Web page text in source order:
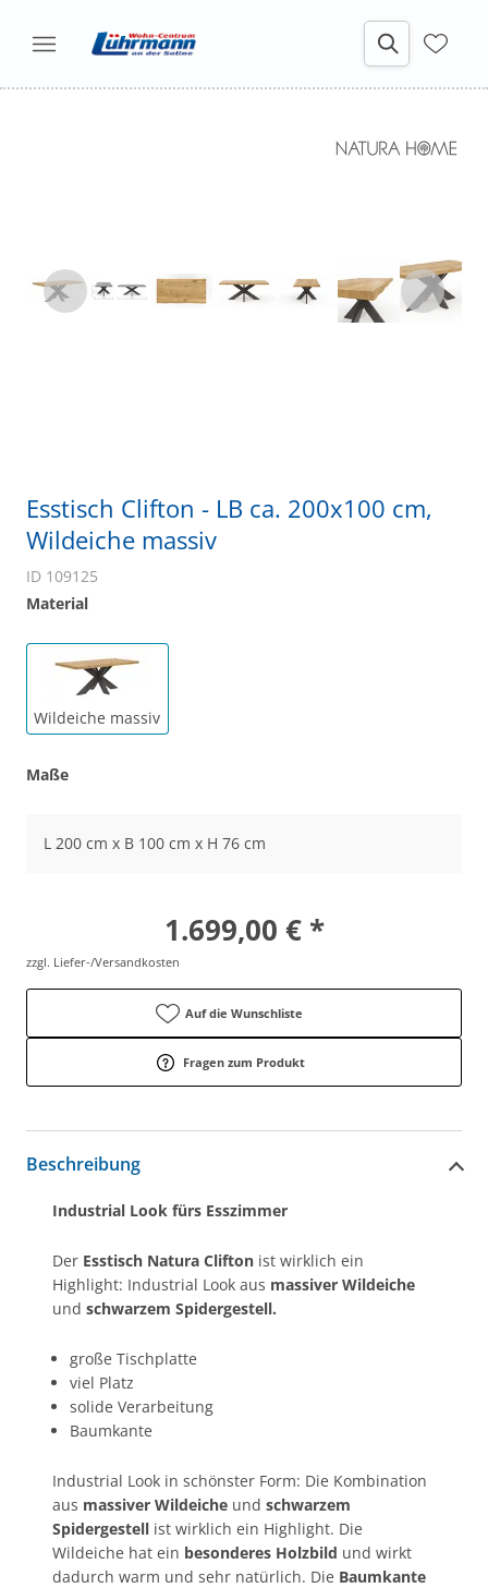
Esstisch Clifton - LB ca. 200x100 cm,
Wildeiche massiv
ID 109125
Material
Wildeiche massiv
Maße
L 200 cm x B 100 cm x H 76 cm
1.699,00 € *
zzgl. Liefer-/Versandkosten
Auf die Wunschliste
Fragen zum Produkt
Beschreibung
Industrial Look fürs Esszimmer
Der Esstisch Natura Clifton ist wirklich ein
Highlight: Industrial Look aus massiver Wildeiche
und schwarzem Spidergestell.
große Tischplatte
viel Platz
solide Verarbeitung
Baumkante
Industrial Look in schönster Form: Die Kombination
aus massiver Wildeiche und schwarzem
Spidergestell ist wirklich ein Highlight. Die
Wildeiche hat ein besonderes Holzbild und wirkt
dadurch warm und sehr natürlich. Die Baumkante